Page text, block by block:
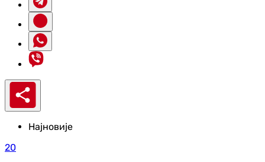
Најновије
20